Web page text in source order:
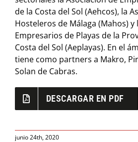
de la Costa del Sol (Aehcos), la
Hosteleros de Málaga (Mahos) y
Empresarios de Playas de la
Costa del Sol (Aeplayas). En el
tiene como partners a Makro,
Solan de Cabras.
DESCARGAR EN PDF
junio 24th, 2020